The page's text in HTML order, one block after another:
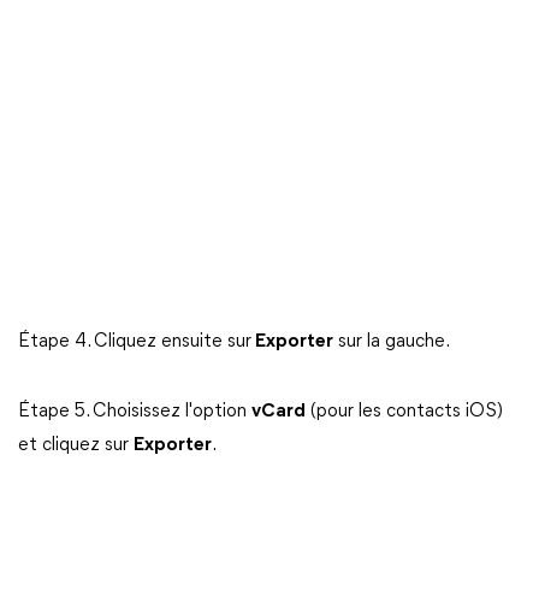
Étape 4. Cliquez ensuite sur Exporter sur la gauche.
Étape 5. Choisissez l'option vCard (pour les contacts iOS)
et cliquez sur Exporter.